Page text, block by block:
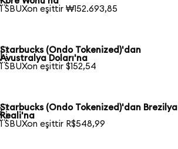
1 SBUXon eşittir ₩152.693,85
Starbucks (Ondo Tokenized)'dan
Avustralya Doları'na
1 SBUXon eşittir $152,54
Starbucks (Ondo Tokenized)'dan Brezilya
Reali'na
1 SBUXon eşittir R$548,99